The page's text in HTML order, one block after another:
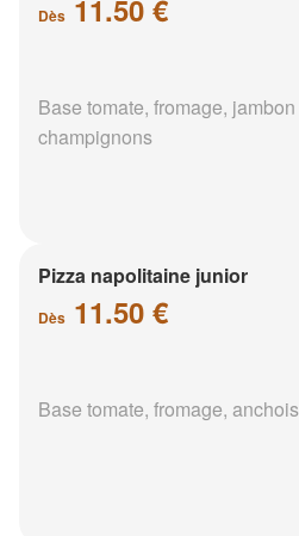
Dès 11.50 €
Base tomate, fromage,
champignons
Pizza napolitaine junior
Dès 11.50 €
Base tomate, fromage,